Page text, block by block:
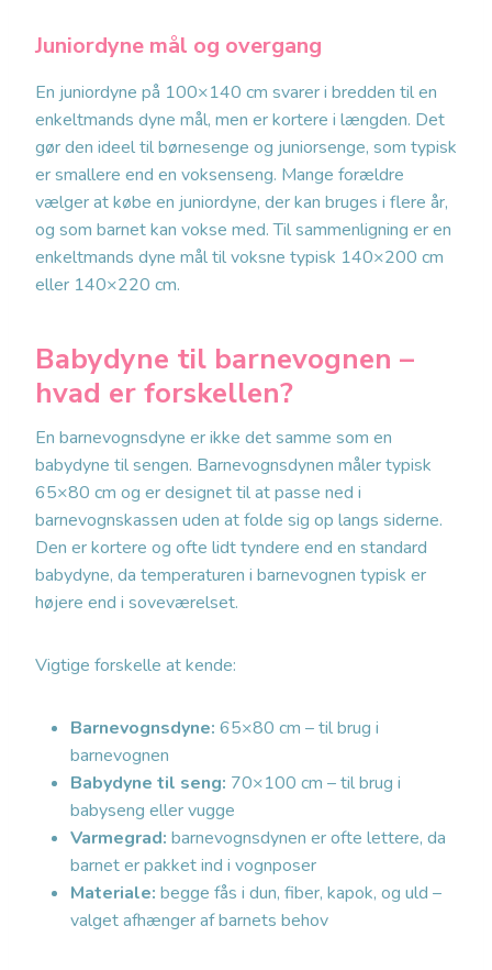
Juniordyne mål og overgang
En juniordyne på 100×140 cm svarer i bredden til en
enkeltmands dyne mål, men er kortere i længden. Det
gør den ideel til børnesenge og juniorsenge, som typisk
er smallere end en voksenseng. Mange forældre
vælger at købe en juniordyne, der kan bruges i flere år,
og som barnet kan vokse med. Til sammenligning er en
enkeltmands dyne mål til voksne typisk 140×200 cm
eller 140×220 cm.
Babydyne til barnevognen –
hvad er forskellen?
En barnevognsdyne er ikke det samme som en
babydyne til sengen. Barnevognsdynen måler typisk
65×80 cm og er designet til at passe ned i
barnevognskassen uden at folde sig op langs siderne.
Den er kortere og ofte lidt tyndere end en standard
babydyne, da temperaturen i barnevognen typisk er
højere end i soveværelset.
Vigtige forskelle at kende:
Barnevognsdyne: 65×80 cm – til brug i
barnevognen
Babydyne til seng: 70×100 cm – til brug i
babyseng eller vugge
Varmegrad: barnevognsdynen er ofte lettere, da
barnet er pakket ind i vognposer
Materiale: begge fås i dun, fiber, kapok, og uld –
valget afhænger af barnets behov